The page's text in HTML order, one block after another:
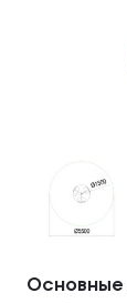
Основные